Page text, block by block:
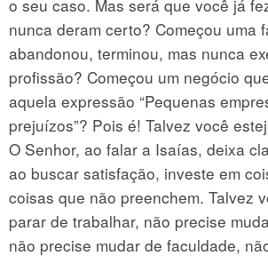
o seu caso. Mas será que você já
nunca deram certo? Começou uma
abandonou, terminou, mas nunca
profissão? Começou um negócio
aquela expressão “Pequenas
prejuízos”? Pois é! Talvez você
O Senhor, ao falar a Isaías, deixa
ao buscar satisfação, investe em
coisas que não preenchem. Talvez
parar de trabalhar, não precise
não precise mudar de faculdade,